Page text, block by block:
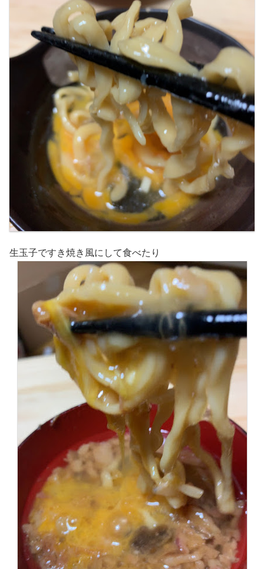
生玉子ですき焼き風にして食べたり